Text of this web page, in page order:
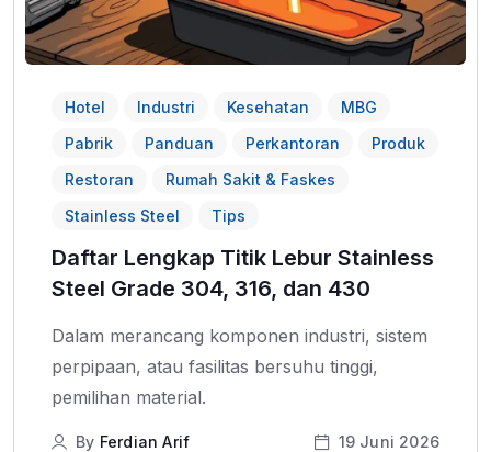
Hotel Industri Kesehatan
MBG
Pabrik
Panduan Perkantoran
Produk
Restoran
Rumah Sakit & Faskes
Stainless Steel
Tips
Daftar Lengkap Titik Lebur Stainless
Steel Grade 304, 316, dan 430
Dalam merancang komponen industri, sistem
perpipaan, atau fasilitas bersuhu tinggi,
pemilihan material.
By Ferdian Arif 19 Juni 2026